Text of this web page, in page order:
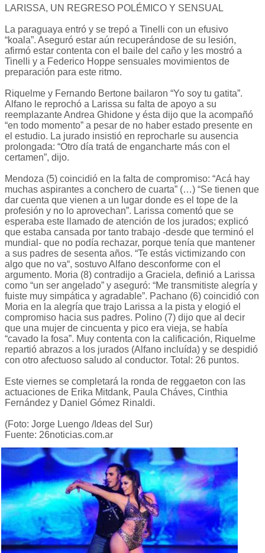
LARISSA, UN REGRESO POLÉMICO Y SENSUAL
La paraguaya entró y se trepó a Tinelli con un efusivo
“koala”. Aseguró estar aún recuperándose de su lesión,
afirmó estar contenta con el baile del caño y les mostró a
Tinelli y a Federico Hoppe sensuales movimientos de
preparación para este ritmo.
Riquelme y Fernando Bertone bailaron “Yo soy tu gatita”.
Alfano le reprochó a Larissa su falta de apoyo a su
reemplazante Andrea Ghidone y ésta dijo que la acompañó
“en todo momento” a pesar de no haber estado presente en
el estudio. La jurado insistió en reprocharle su ausencia
prolongada: “Otro día tratá de engancharte más con el
certamen”, dijo.
Mendoza (5) coincidió en la falta de compromiso: “Acá hay
muchas aspirantes a conchero de cuarta” (…) “Se tienen que
dar cuenta que vienen a un lugar donde es el tope de la
profesión y no lo aprovechan”. Larissa comentó que se
esperaba este llamado de atención de los jurados; explicó
que estaba cansada por tanto trabajo -desde que terminó el
mundial- que no podía rechazar, porque tenía que mantener
a sus padres de sesenta años. “Te estás victimizando con
algo que no va“, sostuvo Alfano desconforme con el
argumento. Moria (8) contradijo a Graciela, definió a Larissa
como “un ser angelado” y aseguró: “Me transmitiste alegría y
fuiste muy simpática y agradable”. Pachano (6) coincidió con
Moria en la alegría que trajo Larissa a la pista y elogió el
compromiso hacia sus padres. Polino (7) dijo que al decir
que una mujer de cincuenta y pico era vieja, se había
“cavado la fosa”. Muy contenta con la calificación, Riquelme
repartió abrazos a los jurados (Alfano incluída) y se despidió
con otro afectuoso saludo al conductor. Total: 26 puntos.
Este viernes se completará la ronda de reggaeton con las
actuaciones de Erika Mitdank, Paula Cháves, Cinthia
Fernández y Daniel Gómez Rinaldi.
(Foto: Jorge Luengo /Ideas del Sur)
Fuente: 26noticias.com.ar